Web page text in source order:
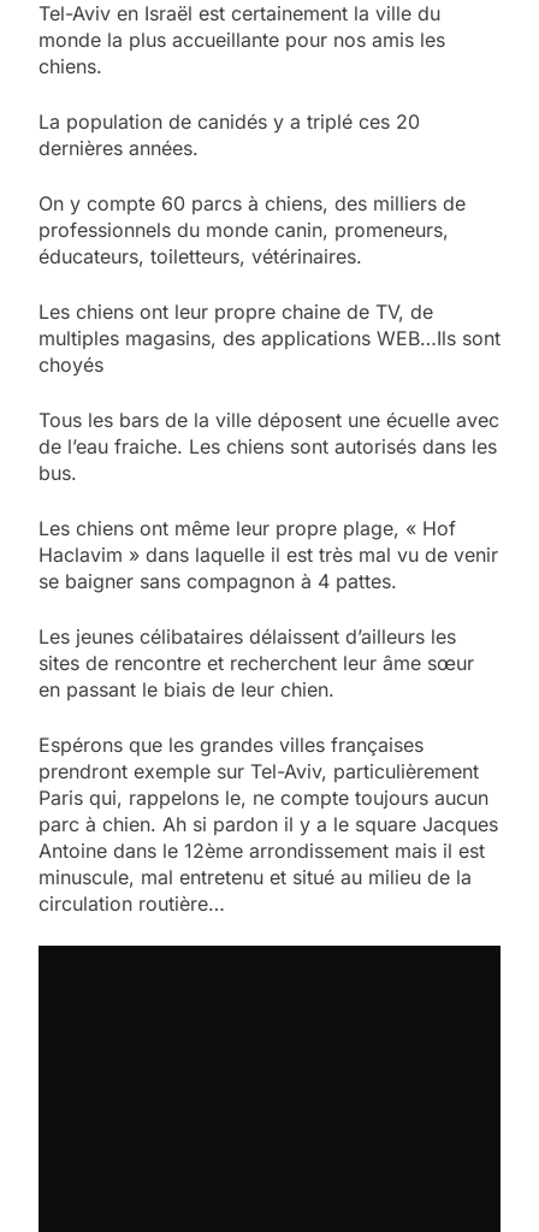
Tel-Aviv en Israël est certainement la ville du
monde la plus accueillante pour nos amis les
chiens.
La population de canidés y a triplé ces 20
dernières années.
On y compte 60 parcs à chiens, des milliers de
professionnels du monde canin, promeneurs,
éducateurs, toiletteurs, vétérinaires.
Les chiens ont leur propre chaine de TV, de
multiples magasins, des applications WEB…Ils sont
choyés
Tous les bars de la ville déposent une écuelle avec
de l’eau fraiche. Les chiens sont autorisés dans les
bus.
Les chiens ont même leur propre plage, « Hof
Haclavim » dans laquelle il est très mal vu de venir
se baigner sans compagnon à 4 pattes.
Les jeunes célibataires délaissent d’ailleurs les
sites de rencontre et recherchent leur âme sœur
en passant le biais de leur chien.
Espérons que les grandes villes françaises
prendront exemple sur Tel-Aviv, particulièrement
Paris qui, rappelons le, ne compte toujours aucun
parc à chien. Ah si pardon il y a le square Jacques
Antoine dans le 12ème arrondissement mais il est
minuscule, mal entretenu et situé au milieu de la
circulation routière…